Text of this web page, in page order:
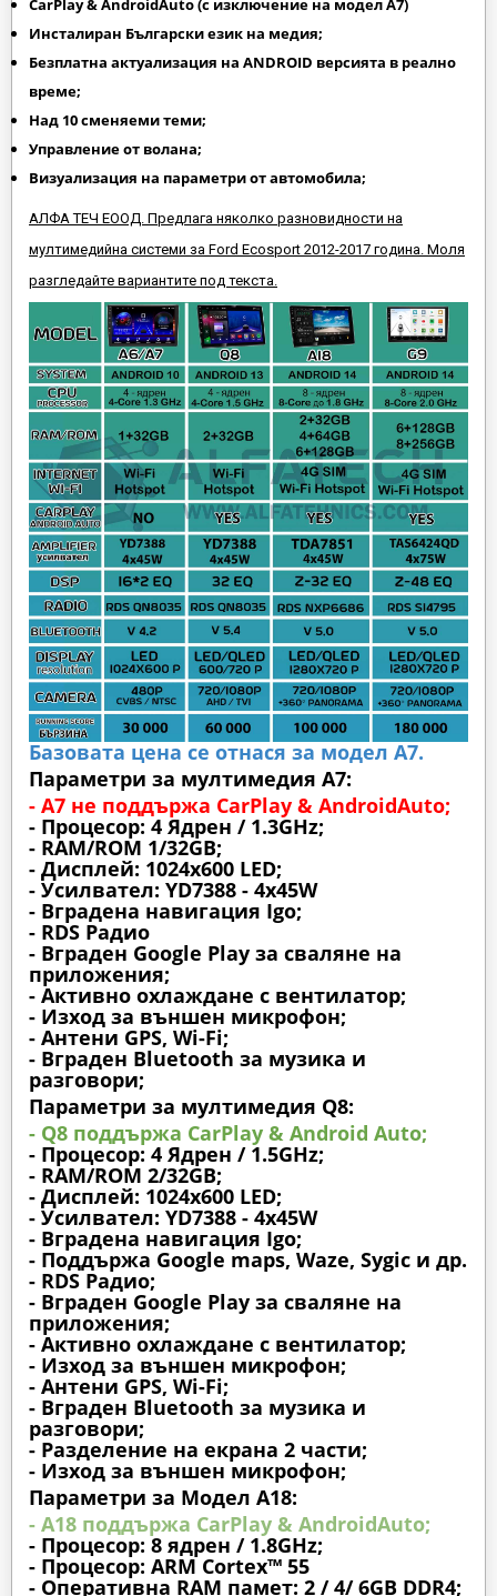
CarPlay & AndroidAuto (с изключение на модел A7)
Инсталиран Български език на медия;
Безплатна актуализация на ANDROID версията в реално
време;
Над 10 сменяеми теми;
Управление от волана;
Визуализация на параметри от автомобила;
АЛФА ТЕЧ ЕООД. Предлага няколко разновидности на
мултимедийна системи за Ford Ecosport 2012-2017 година. Моля
разгледайте вариантите под текста.
Базовата цена се отнася за модел А7.
Параметри за мултимедия A7:
- A7 не поддържа CarPlay & AndroidAuto;
- Процесор: 4 Ядрен / 1.3GHz;
- RAM/ROM 1/32GB;
- Дисплей: 1024х600 LED;
- Усилвател: YD7388 - 4x45W
- Вградена навигация Igo;
- RDS Радио
- Вграден Google Play за сваляне на
приложения;
- Активно охлаждане с вентилатор;
- Изход за външен микрофон;
- Антени GPS, Wi-Fi;
- Вграден Bluetooth за музика и
разговори;
Параметри за мултимедия Q8:
- Q8 поддържа CarPlay & Android Auto;
- Процесор: 4 Ядрен / 1.5GHz;
- RAM/ROM 2/32GB;
- Дисплей: 1024х600 LED;
- Усилвател: YD7388 - 4x45W
- Вградена навигация Igo;
- Поддържа Google maps, Waze, Sygic и др.
- RDS Радио;
- Вграден Google Play за сваляне на
приложения;
- Активно охлаждане с вентилатор;
- Изход за външен микрофон;
- Антени GPS, Wi-Fi;
- Вграден Bluetooth за музика и
разговори;
- Разделение на екрана 2 части;
- Изход за външен микрофон;
Параметри за Модел A18:
- A18 поддържа CarPlay & AndroidAuto;
- Процесор: 8 ядрен / 1.8GHz;
- Процесор: ARM Cortex™ 55
- Оперативна RAM памет: 2 / 4/ 6GB DDR4;